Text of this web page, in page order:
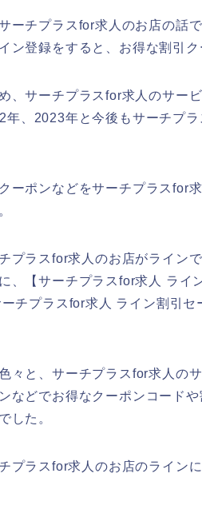
ーチプラスfor求人のお店の話
ン登録をすると、お得な割引
、サーチプラスfor求人のサー
年、2023年と今後もサーチプ
ーポンなどをサーチプラスfor
プラスfor求人のお店がライン
、【サーチプラスfor求人 ライ
チプラスfor求人 ライン割引
々と、サーチプラスfor求人の
などでお得なクーポンコード
した。
プラスfor求人のお店のライン